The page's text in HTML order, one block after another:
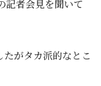
記者会見を聞いて
がタカ派的なとこ